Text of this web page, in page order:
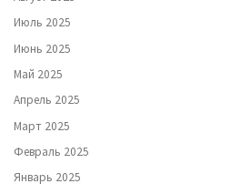
Июль 2025
Июнь 2025
Май 2025
Апрель 2025
Март 2025
Февраль 2025
Январь 2025